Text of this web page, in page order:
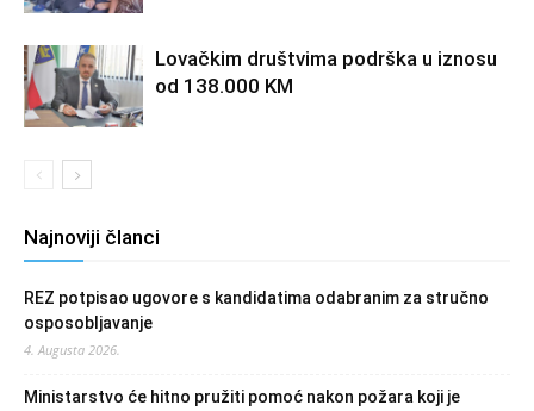
Lovačkim društvima podrška u iznosu
od 138.000 KM
Najnoviji članci
REZ potpisao ugovore s kandidatima odabranim za stručno
osposobljavanje
4. Augusta 2026.
Ministarstvo će hitno pružiti pomoć nakon požara koji je